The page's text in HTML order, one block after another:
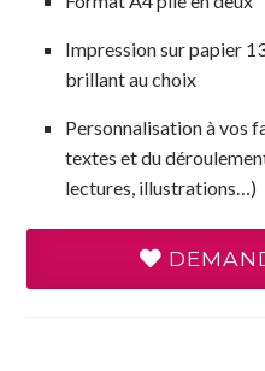
Impression sur papier
brillant au choix
Personnalisation à vos
textes et du
lectures, illustrations…)